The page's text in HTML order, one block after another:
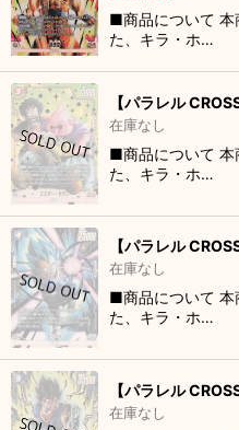
■商品について 本
た、キラ・ホ…
【パラレル
在庫なし
■商品について 本
た、キラ・ホ…
【パラレル
在庫なし
■商品について 本
た、キラ・ホ…
【パラレル
在庫なし